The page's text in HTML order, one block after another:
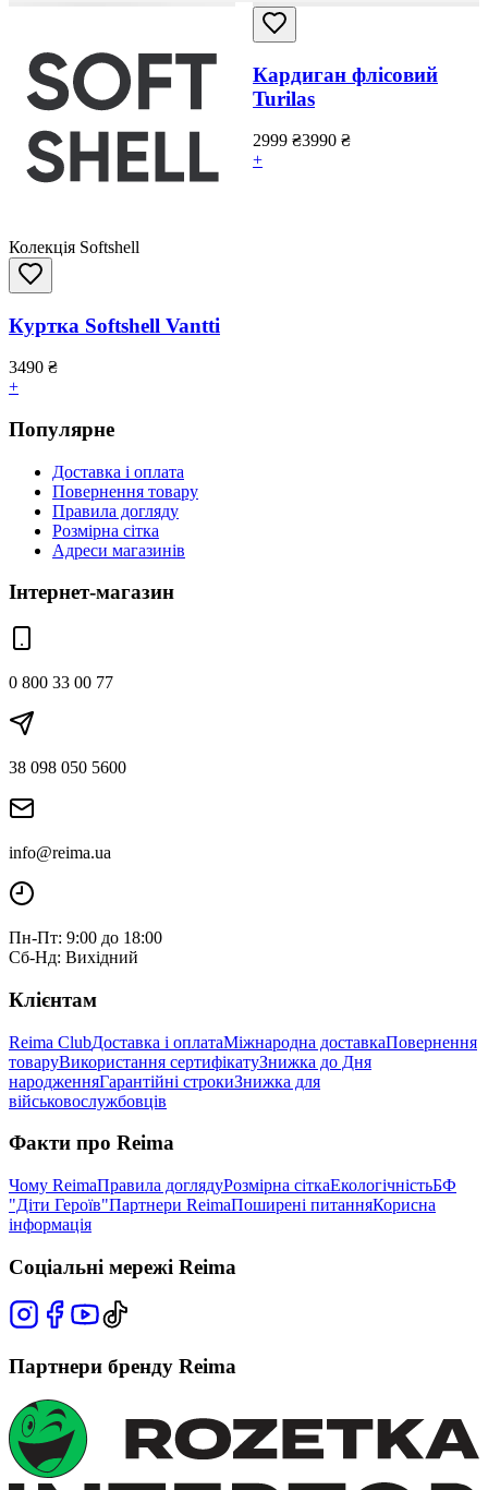
Колекція Softshell
Куртка Softshell Vantti
3490 ₴
+
Кардиган флісовий
Turilas
2999 ₴3990 ₴
+
Популярне
Доставка і оплата
Повернення товару
Правила догляду
Розмірна сітка
Адреси магазинів
Інтернет-магазин
0 800 33 00 77
38 098 050 5600
info@reima.ua
Пн-Пт: 9:00 до 18:00
Сб-Нд: Вихідний
Клієнтам
Reima ClubДоставка і оплатаМіжнародна доставкаПовернення
товаруВикористання сертифікатуЗнижка до Дня
народженняГарантійні строкиЗнижка для
військовослужбовців
Факти про Reima
Чому ReimaПравила доглядуРозмірна сіткаЕкологічністьБФ
"Діти Героїв"Партнери ReimaПоширені питанняКорисна
інформація
Соціальні мережі Reima
Партнери бренду Reima